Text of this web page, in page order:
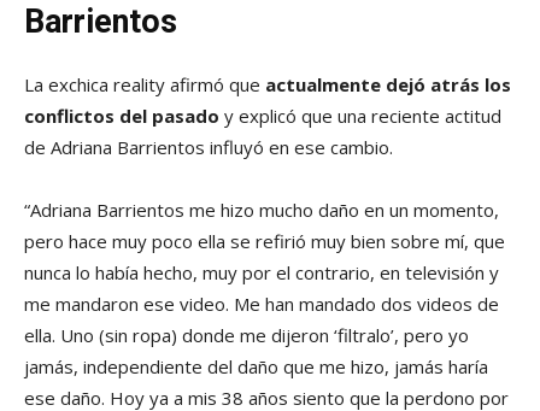
Barrientos
La exchica reality afirmó que actualmente dejó atrás los
conflictos del pasado y explicó que una reciente actitud
de Adriana Barrientos influyó en ese cambio.
“Adriana Barrientos me hizo mucho daño en un momento,
pero hace muy poco ella se refirió muy bien sobre mí, que
nunca lo había hecho, muy por el contrario, en televisión y
me mandaron ese video. Me han mandado dos videos de
ella. Uno (sin ropa) donde me dijeron ‘filtralo’, pero yo
jamás, independiente del daño que me hizo, jamás haría
ese daño. Hoy ya a mis 38 años siento que la perdono por